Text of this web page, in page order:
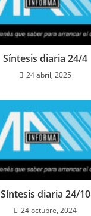
Síntesis diaria 24/4
24 abril, 2025
Síntesis diaria 24/10
24 octubre, 2024